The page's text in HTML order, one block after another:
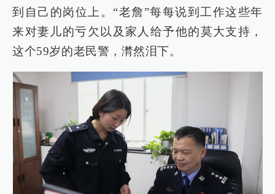
到自己的岗位上。“老詹”每每说到工作这些年
来对妻儿的亏欠以及家人给予他的莫大支持，
这个59岁的老民警，潸然泪下。